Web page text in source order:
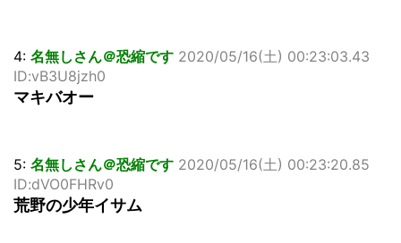
4: 名無しさん＠恐縮です 2020/05/16(土) 00:23:03.43
ID:vB3U8jzh0
マキバオー
5: 名無しさん＠恐縮です 2020/05/16(土) 00:23:20.85
ID:dVO0FHRv0
荒野の少年イサム